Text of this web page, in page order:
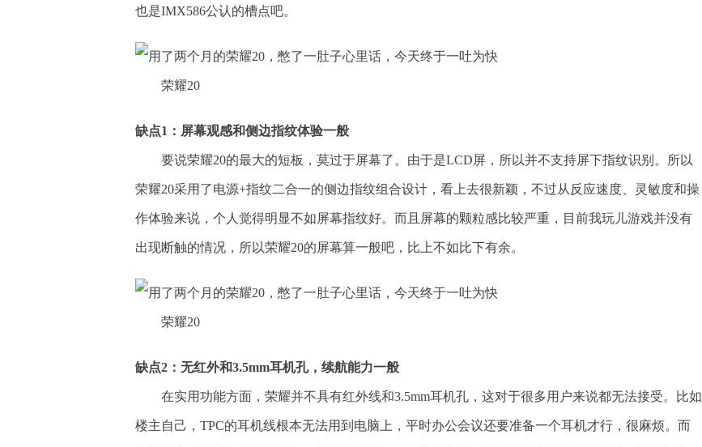
也是IMX586公认的槽点吧。
荣耀20
缺点1：屏幕观感和侧边指纹体验一般
要说荣耀20的最大的短板，莫过于屏幕了。由于是LCD屏，所以并不支持屏下指纹识别。所以
荣耀20采用了电源+指纹二合一的侧边指纹组合设计，看上去很新颖，不过从反应速度、灵敏度和操
作体验来说，个人觉得明显不如屏幕指纹好。而且屏幕的颗粒感比较严重，目前我玩儿游戏并没有
出现断触的情况，所以荣耀20的屏幕算一般吧，比上不如比下有余。
荣耀20
缺点2：无红外和3.5mm耳机孔，续航能力一般
在实用功能方面，荣耀并不具有红外线和3.5mm耳机孔，这对于很多用户来说都无法接受。比如
楼主自己，TPC的耳机线根本无法用到电脑上，平时办公会议还要准备一个耳机才行，很麻烦。而